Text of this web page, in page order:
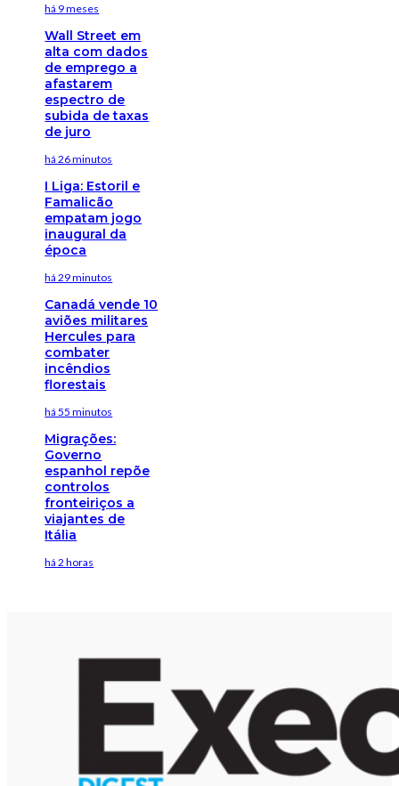
há 9 meses
Wall Street em
alta com dados
de emprego a
afastarem
espectro de
subida de taxas
de juro
há 26 minutos
I Liga: Estoril e
Famalicão
empatam jogo
inaugural da
época
há 29 minutos
Canadá vende 10
aviões militares
Hercules para
combater
incêndios
florestais
há 55 minutos
Migrações:
Governo
espanhol repõe
controlos
fronteiriços a
viajantes de
Itália
há 2 horas